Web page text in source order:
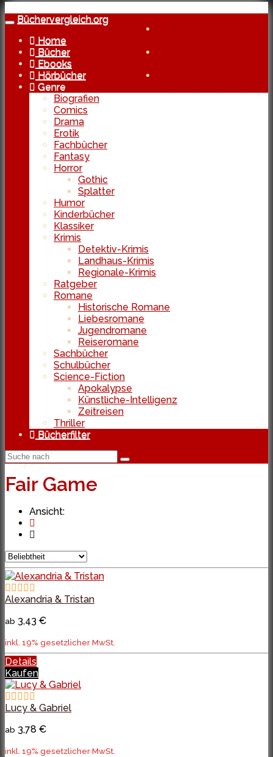
Skip
to
content
Toggle
navigation
Büchervergleich.org
Home
Bücher
Ebooks
Hörbücher
Genre
Biografien
Comics
Drama
Erotik
Fachbücher
Fantasy
Horror
Gothic
Splatter
Humor
Kinderbücher
Klassiker
Krimis
Detektiv-Krimis
Landhaus-Krimis
Regionale-Krimis
Ratgeber
Romane
Historische Romane
Liebesromane
Jugendromane
Reiseromane
Sachbücher
Schulbücher
Science-Fiction
Apokalypse
Künstliche-Intelligenz
Zeitreisen
Thriller
Bücherfilter
Fair Game
Ansicht:
Alexandria & Tristan
ab 3,43 €
inkl. 19% gesetzlicher MwSt.
Details
Kaufen
Lucy & Gabriel
ab 3,78 €
inkl. 19% gesetzlicher MwSt.